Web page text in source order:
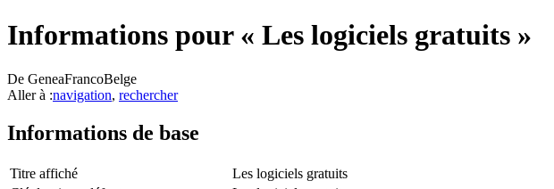
Informations pour « Les logiciels gratuits »
De GeneaFrancoBelge
Aller à :navigation, rechercher
Informations de base
Titre affiché
Les logiciels gratuits